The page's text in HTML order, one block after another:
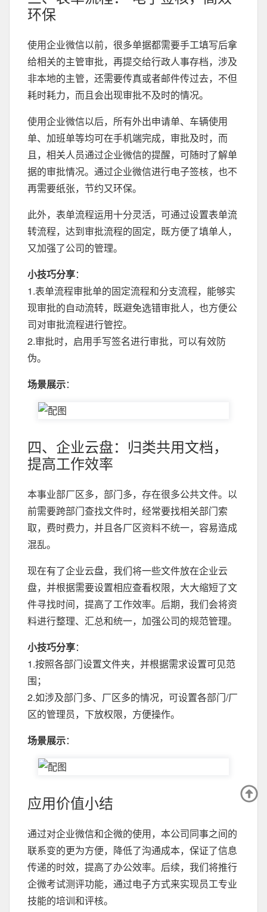
环保
使用企业微信以前，很多单据都需要手工填写后拿
给相关的主管审批，再提交给行政人事存档，涉及
非本地的主管，还需要传真或者邮件传过去，不但
耗时耗力，而且会出现审批不及时的情况。
使用企业微信以后，所有外出申请单、车辆使用
单、加班单等均可在手机端完成，审批及时，而
且，相关人员通过企业微信的提醒，可随时了解单
据的审批情况。通过企业微信进行电子签核，也不
再需要纸张，节约又环保。
此外，表单流程运用十分灵活，可通过设置表单流
转流程，达到审批流程的固定，既方便了填单人，
又加强了公司的管理。
小技巧分享：
1.表单流程审批单的固定流程和分支流程，能够实
现审批的自动流转，既避免选错审批人，也方便公
司对审批流程进行管控。
2.审批时，启用手写签名进行审批，可以有效防
伪。
场景展示：
四、企业云盘：归类共用文档，
提高工作效率
本事业部厂区多，部门多，存在很多公共文件。以
前需要跨部门查找文件时，经常要找相关部门索
取，费时费力，并且各厂区资料不统一，容易造成
混乱。
现在有了企业云盘，我们将一些文件放在企业云
盘，并根据需要设置相应查看权限，大大缩短了文
件寻找时间，提高了工作效率。后期，我们会将资
料进行整理、汇总和统一，加强公司的规范管理。
小技巧分享：
1.按照各部门设置文件夹，并根据需求设置可见范
围；
2.如涉及部门多、厂区多的情况，可设置各部门/厂
区的管理员，下放权限，方便操作。
场景展示：
应用价值小结
通过对企业微信和企微的使用，本公司同事之间的
联系变的更为方便，降低了沟通成本，保证了信息
传递的时效，提高了办公效率。后续，我们将推行
企微考试测评功能，通过电子方式来实现员工专业
技能的培训和评核。